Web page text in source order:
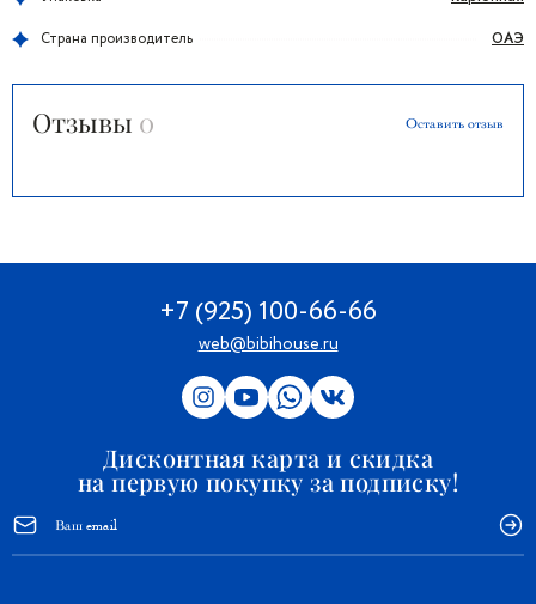
Страна производитель ОАЭ
Отзывы 0 Оставить отзыв
+7 (925) 100-66-66
web@bibihouse.ru
Дисконтная карта и скидка
на первую покупку за подписку!